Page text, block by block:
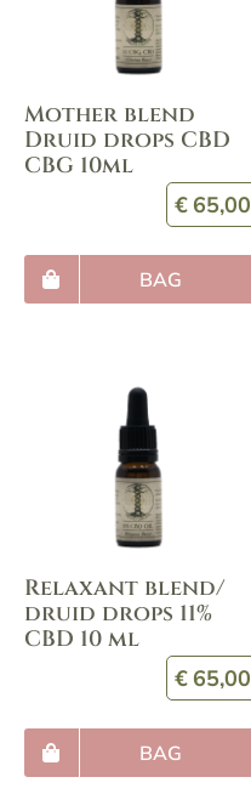
Mother blend
Druid drops CBD
CBG 10ml
€ 65,00
BAG
Relaxant blend/
druid drops 11%
CBD 10 ml
€ 65,00
BAG